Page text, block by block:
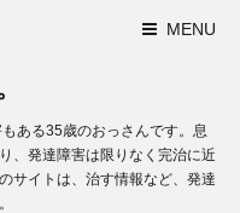
MENU
ある35歳のおっさんです。息
、発達障害は限りなく完治に近
サイトは、治す情報など、発達